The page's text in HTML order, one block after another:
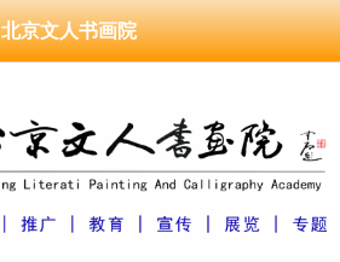
北京文人书画院